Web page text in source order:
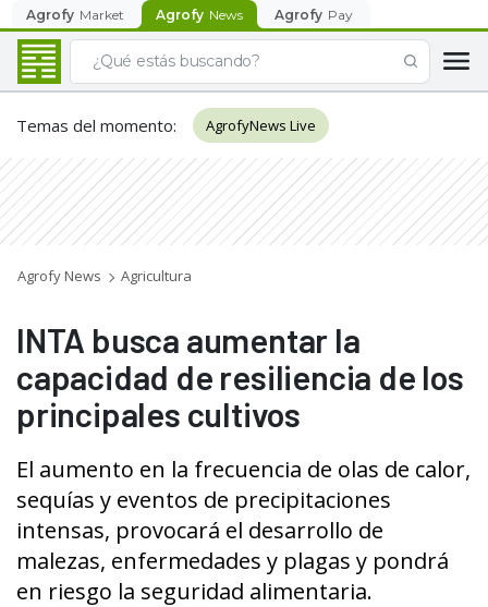
Agrofy Market Agrofy News Agrofy Pay
Temas del momento: AgrofyNews Live
Agrofy News Agricultura
INTA busca aumentar la
capacidad de resiliencia de los
principales cultivos
El aumento en la frecuencia de olas de calor,
sequías y eventos de precipitaciones
intensas, provocará el desarrollo de
malezas, enfermedades y plagas y pondrá
en riesgo la seguridad alimentaria.